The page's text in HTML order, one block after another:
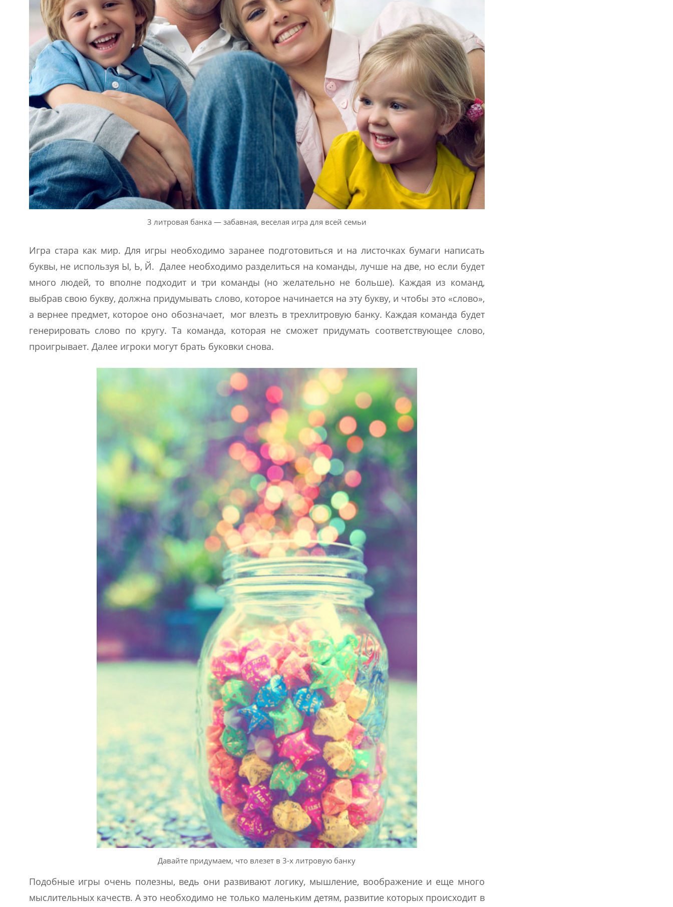
3 литровая банка — забавная, веселая игра для всей семьи
Игра стара как мир. Для игры необходимо заранее подготовиться и на листочках бумаги написать
буквы, не используя Ы, Ь, Й. Далее необходимо разделиться на команды, лучше на две, но если будет
много людей, то вполне подходит и три команды (но желательно не больше). Каждая из команд,
выбрав свою букву, должна придумывать слово, которое начинается на эту букву, и чтобы это «слово»,
а вернее предмет, которое оно обозначает, мог влезть в трехлитровую банку. Каждая команда будет
генерировать слово по кругу. Та команда, которая не сможет придумать соответствующее слово,
проигрывает. Далее игроки могут брать буковки снова.
Давайте придумаем, что влезет в 3-х литровую банку
Подобные игры очень полезны, ведь они развивают логику, мышление, воображение и еще много
мыслительных качеств. А это необходимо не только маленьким детям, развитие которых происходит в